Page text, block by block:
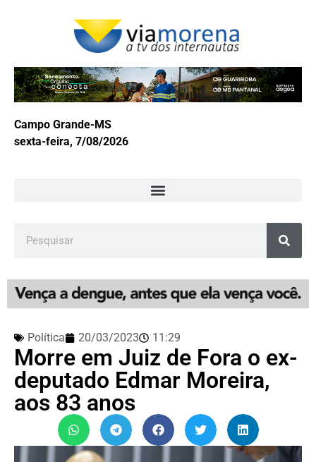
Campo Grande-MS
sexta-feira, 7/08/2026
Política 20/03/2023 11:29
Morre em Juiz de Fora o ex-
deputado Edmar Moreira,
aos 83 anos